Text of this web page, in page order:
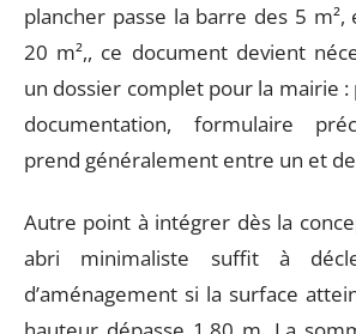
plancher passe la barre des 5 m²,
20 m²,, ce document devient
un dossier complet pour la mairie :
documentation, formulaire
prend généralement entre un et
Autre point à intégrer dès la
abri minimaliste suffit à
d’aménagement si la surface